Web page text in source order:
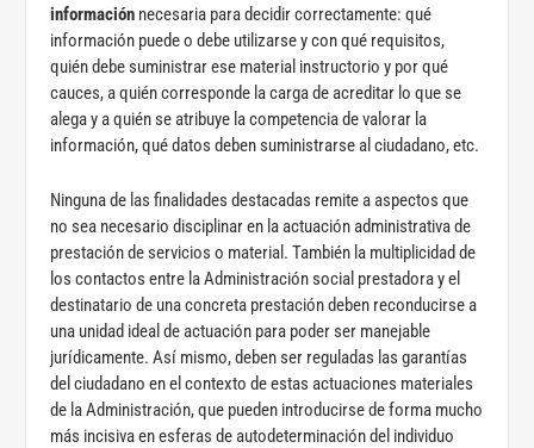
información necesaria para decidir correctamente: qué
información puede o debe utilizarse y con qué requisitos,
quién debe suministrar ese material instructorio y por qué
cauces, a quién corresponde la carga de acreditar lo que se
alega y a quién se atribuye la competencia de valorar la
información, qué datos deben suministrarse al ciudadano, etc.
Ninguna de las finalidades destacadas remite a aspectos que
no sea necesario disciplinar en la actuación administrativa de
prestación de servicios o material. También la multiplicidad de
los contactos entre la Administración social prestadora y el
destinatario de una concreta prestación deben reconducirse a
una unidad ideal de actuación para poder ser manejable
jurídicamente. Así mismo, deben ser reguladas las garantías
del ciudadano en el contexto de estas actuaciones materiales
de la Administración, que pueden introducirse de forma mucho
más incisiva en esferas de autodeterminación del individuo